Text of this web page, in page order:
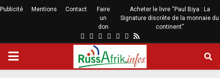
Publicité Mentions Contact
Faire
un
don
Acheter le livre “Paul Biya : La
Signature discrète de la monnaie du
continent”